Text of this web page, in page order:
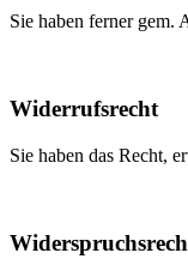
Sie haben ferner gem.
Widerrufsrecht
Sie haben das Recht,